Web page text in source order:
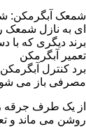
شمعک آبگرمکن:
ای به نازل شمعک
برند دیگری که با
تعمیر آبگرمکن
مصرفی باز می
از یک طرف جرقه
روشن می ماند و